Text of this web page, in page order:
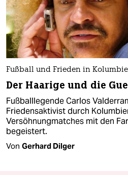
Fußball und Frieden in
Der Haarige und die
Fußballlegende Carlos
Friedensaktivist durch
Versöhnungmatches mit den
begeistert.
Von Gerhard Dilger